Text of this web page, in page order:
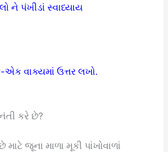
ને પંખીડાં સ્વાધ્યાય
એક વાક્યમાં ઉત્તર લખો.
કરે છે?
જૂના માળા મૂકી પાંખોવાળાં